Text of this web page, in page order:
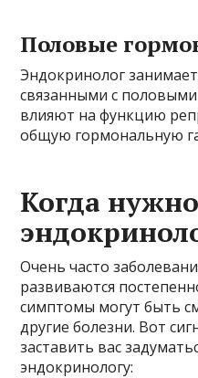
Половые
Эндокринолог
связанными с
влияют на функцию
общую гормональную
Когда
Очень часто
развиваются
симптомы могут быть
другие болезни. Вот
заставить вас
эндокринологу: